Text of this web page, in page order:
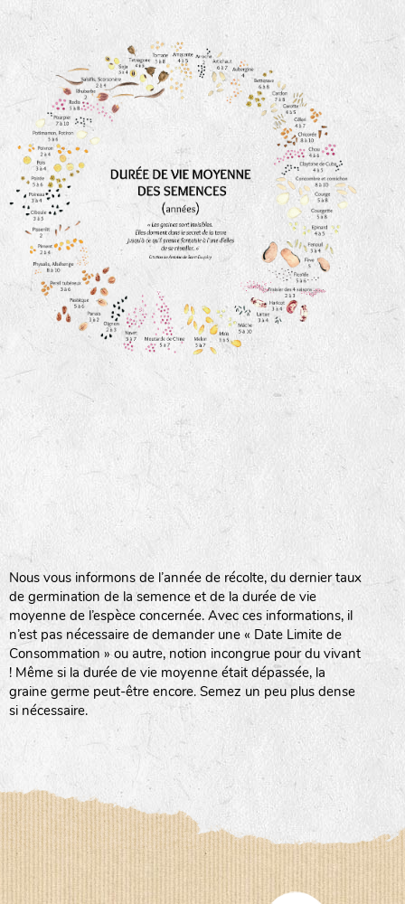
BINGENHEIMER SAATGUT (BGH)
www.bingenheimersaatgut.de
DE BOLSTER (DBO)
www.bolster.nl
GRAINE DEL PAÏS (GDP)
www.grainesdelpais.com
JARDIN EN’VIE (JEV)
LA BOITE A GRAINES (LBAG)
Nous vous informons de l’année de récolte, du dernier taux
de germination de la semence et de la durée de vie
moyenne de l’espèce concernée. Avec ces informations, il
n’est pas nécessaire de demander une « Date Limite de
Consommation » ou autre, notion incongrue pour du vivant
! Même si la durée de vie moyenne était dépassée, la
graine germe peut-être encore. Semez un peu plus dense
si nécessaire.
LA RÉFÉRENCE : 20BPA1A (en haut à gauche)
F : Fleurs.
Les autres catégories étant :
: Engrais vert
: Légumes
: Aromatiques
BEL : Code de la variété
(Ici Belle de nuit)
(ici 2020)
BPA : Initiales du producteur ou du fournisseur de la
semence.
1 : Numéro d’ordre du lot
A : Sans calibre.
G: Gros
M : Moyen calibre
P: Petit calibre
animaux domestiques
animaux sauvages
biodiversité cultivée
Légumes feuilles
Légumes racines
Plantes aromatiques